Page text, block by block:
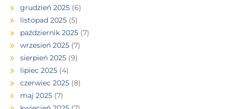
grudzień 2025 (6)
listopad 2025 (5)
październik 2025 (7)
wrzesień 2025 (7)
sierpień 2025 (9)
lipiec 2025 (4)
czerwiec 2025 (8)
maj 2025 (7)